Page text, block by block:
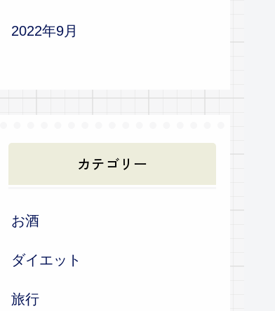
2022年9月
カテゴリー
お酒
ダイエット
旅行